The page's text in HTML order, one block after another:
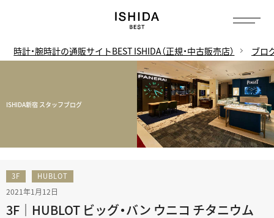
時計・腕時計の通販サイトBEST ISHIDA（正規・中古販売店） ブロ
ISHIDA新宿 スタッフブログ
3F HUBLOT
2021年1月12日
3F｜HUBLOT ビッグ・バン ウニコ チタニウム